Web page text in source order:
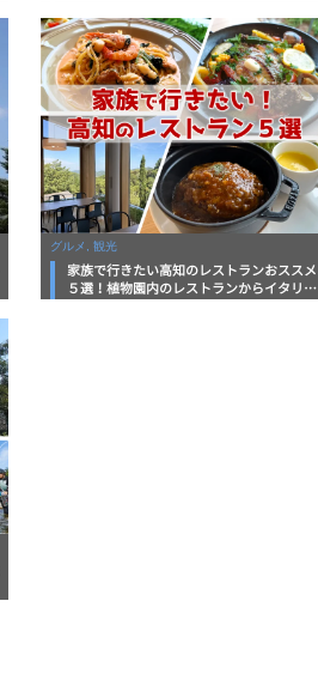
グルメ, 観光
家族で行きたい高知のレストランおススメ
５選！植物園内のレストランからイタリア